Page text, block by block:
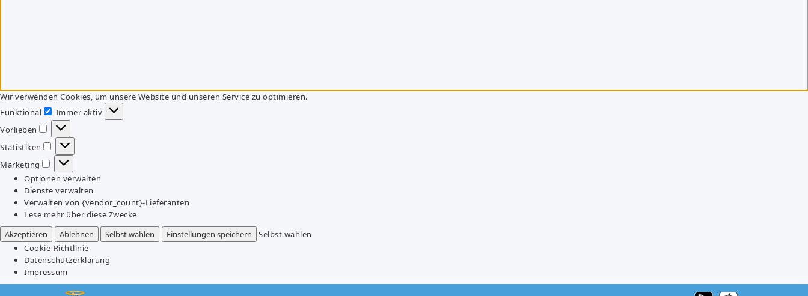
Wir verwenden Cookies, um unsere Website und unseren Service zu optimieren.
Funktional
Funktional
Immer aktiv
Vorlieben
Vorlieben
Statistiken
Statistiken
Marketing
Marketing
Optionen verwalten
Dienste verwalten
Verwalten von {vendor_count}-Lieferanten
Lese mehr über diese Zwecke
Akzeptieren
Ablehnen Selbst wählen Einstellungen speichern
Selbst wählen
Cookie-Richtlinie
Datenschutzerklärung
Impressum